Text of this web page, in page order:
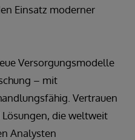
Einsatz moderner
Versorgungsmodelle
– mit
Vertrauen
die weltweit
Analysten